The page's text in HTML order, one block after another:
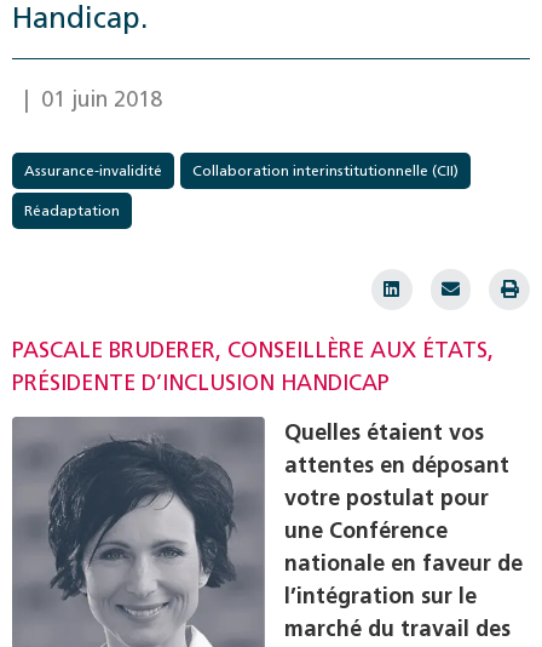
Handicap.
| 01 juin 2018
Assurance-invalidité Collaboration interinstitutionnelle (CII)
Réadaptation
PASCALE BRUDERER, CONSEILLÈRE AUX ÉTATS,
PRÉSIDENTE D’INCLUSION HANDICAP
Quelles étaient vos
attentes en déposant
votre postulat pour
une Conférence
nationale en faveur de
l’intégration sur le
marché du travail des